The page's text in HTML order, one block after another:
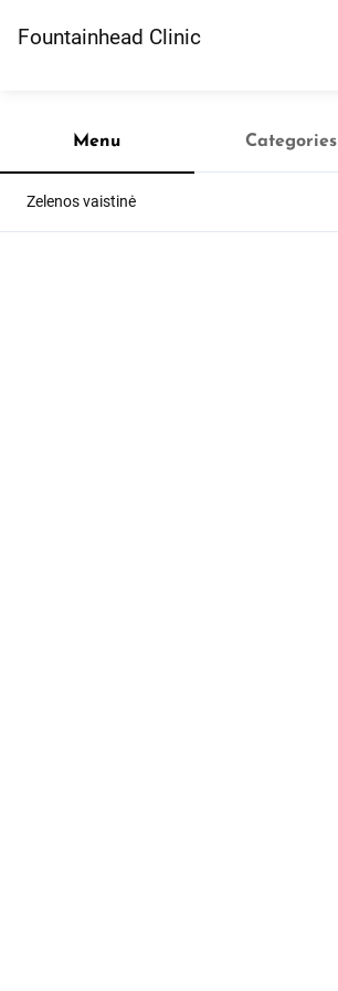
Fountainhead Clinic
Menu Categories
Zelenos vaistinė